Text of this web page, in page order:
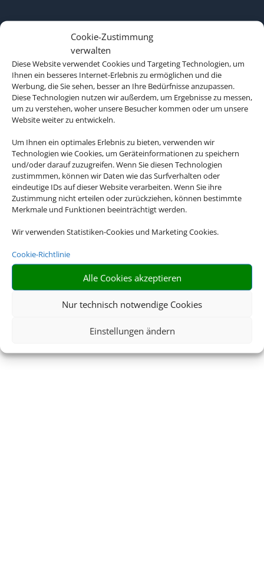
Cookie-Zustimmung
verwalten
Diese Website verwendet Cookies und Targeting Technologien, um
Ihnen ein besseres Internet-Erlebnis zu ermöglichen und die
Werbung, die Sie sehen, besser an Ihre Bedürfnisse anzupassen.
Diese Technologien nutzen wir außerdem, um Ergebnisse zu messen,
um zu verstehen, woher unsere Besucher kommen oder um unsere
Website weiter zu entwickeln.
Um Ihnen ein optimales Erlebnis zu bieten, verwenden wir
Technologien wie Cookies, um Geräteinformationen zu speichern
und/oder darauf zuzugreifen. Wenn Sie diesen Technologien
zustimmmen, können wir Daten wie das Surfverhalten oder
eindeutige IDs auf dieser Website verarbeiten. Wenn Sie ihre
Zustimmung nicht erteilen oder zurückziehen, können bestimmte
Merkmale und Funktionen beeinträchtigt werden.
Wir verwenden Statistiken-Cookies und Marketing Cookies.
Cookie-Richtlinie
Alle Cookies akzeptieren
Nur technisch notwendige Cookies
Einstellungen ändern